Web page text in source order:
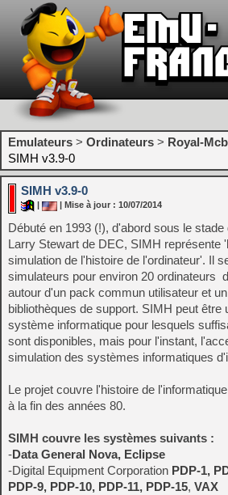
Emulateurs > Ordinateurs > Royal-
SIMH v3.9-0
SIMH v3.9-0
| Mise à jour : 10/07/2014
Débuté en 1993 (!), d'abord sous le
Larry Stewart de DEC, SIMH représente
simulation de l'histoire de l'ordinateur'. Il
simulateurs pour environ 20 ordinateurs
autour d'un pack commun utilisateur et
bibliothèques de support. SIMH peut être
système informatique pour lesquels
sont disponibles, mais pour l'instant,
simulation des systèmes informatiques
Le projet couvre l'histoire de
à la fin des années 80.
SIMH couvre les systèmes suivants :
-Data General Nova, Eclipse
-Digital Equipment Corporation PDP-1,
PDP-9, PDP-10, PDP-11, PDP-15, VAX